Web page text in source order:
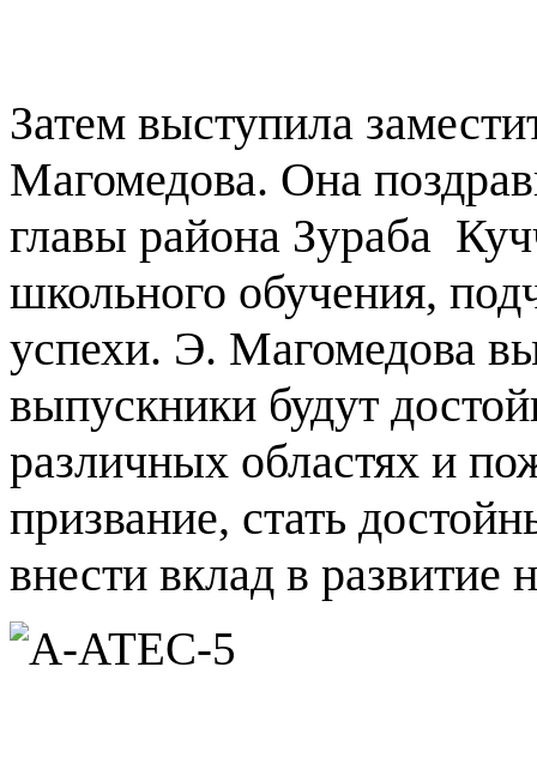
Затем выступила
Магомедова. Она
главы района Зураба
школьного обучения,
успехи. Э. Магомедова
выпускники будут
различных областях и
призвание, стать
внести вклад в развитие